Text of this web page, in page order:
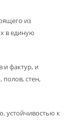
из
в единую
фактур, и
полов, стен,
устойчивостью к